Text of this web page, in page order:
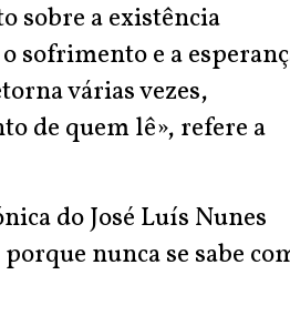
sobre a existência
sofrimento e a
várias vezes,
de quem lê», refere a
do José Luís Nunes
nunca se sabe